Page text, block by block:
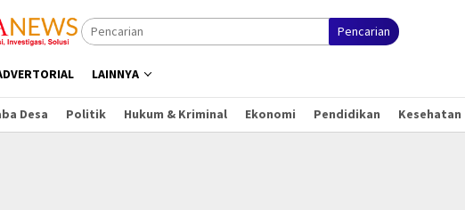
Pencarian
LAINNYA
Desa Politik Hukum & Kriminal Ekonomi Pendidikan Kesehatan